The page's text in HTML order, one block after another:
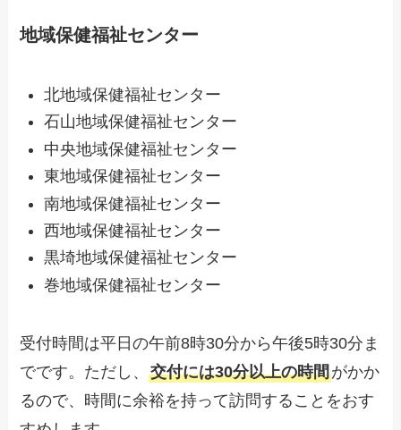
地域保健福祉センター
北地域保健福祉センター
石山地域保健福祉センター
中央地域保健福祉センター
東地域保健福祉センター
南地域保健福祉センター
西地域保健福祉センター
黒埼地域保健福祉センター
巻地域保健福祉センター
受付時間は平日の午前8時30分から午後5時30分ま
でです。ただし、交付には30分以上の時間がかか
るので、時間に余裕を持って訪問することをおす